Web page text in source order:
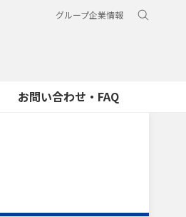
グループ企業情報
お問い合わせ・FAQ